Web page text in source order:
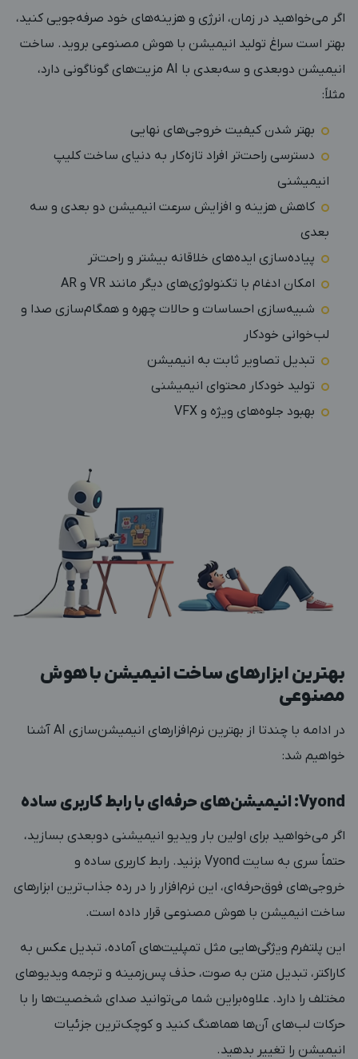
اگر می‌خواهید در زمان، انرژی و هزینه‌های خود صرفه‌جویی کنید،
بهتر است سراغ تولید انیمیشن با هوش مصنوعی بروید. ساخت
انیمیشن دوبعدی و سه‌بعدی با AI مزیت‌های گوناگونی دارد،
مثلاً:
بهتر شدن کیفیت خروجی‌های نهایی
دسترسی راحت‌تر افراد تازه‌کار به دنیای ساخت کلیپ
انیمیشنی
کاهش هزینه‌ و افزایش سرعت انیمیشن دو بعدی و سه
بعدی
پیاده‌سازی ایده‌های خلاقانه بیشتر و راحت‌تر
امکان ادغام با تکنولوژی‌های دیگر مانند VR و AR
شبیه‌سازی احساسات و حالات چهره و همگام‌سازی صدا و
لب‌خوانی خودکار
تبدیل تصاویر ثابت به انیمیشن
تولید خودکار محتوای انیمیشنی
بهبود جلوه‌های ویژه و VFX
بهترین ابزارهای ساخت انیمیشن با هوش
مصنوعی
در ادامه با چندتا از بهترین نرم‌افزارهای انیمیشن‌سازی AI آشنا
خواهیم شد:
Vyond: انیمیشن‌های حرفه‌ای با رابط کاربری ساده
اگر می‌خواهید برای اولین بار ویدیو انیمیشنی دوبعدی بسازید،
حتماً سری به سایت Vyond
بزنید. رابط کاربری ساده و
خروجی‌های فوق‌حرفه‌ای، این نرم‌افزار را در رده جذاب‌ترین ابزارهای
ساخت انیمیشن با هوش مصنوعی قرار داده است.
این پلتفرم ویژگی‌هایی مثل تمپلیت‌های آماده، تبدیل عکس به
کاراکتر، تبدیل متن به صوت، حذف پس‌زمینه و ترجمه ویدیوهای
مختلف را دارد. علاوه‌براین شما می‌توانید صدای شخصیت‌ها را با
حرکات لب‌های آن‌ها هماهنگ کنید و کوچک‌ترین جزئیات
انیمیشن را تغییر بدهید.